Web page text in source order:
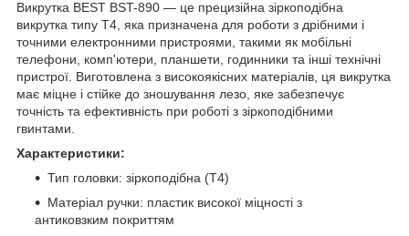
Викрутка BEST BST-890 — це прецизійна зіркоподібна
викрутка типу T4, яка призначена для роботи з дрібними і
точними електронними пристроями, такими як мобільні
телефони, комп'ютери, планшети, годинники та інші технічні
пристрої. Виготовлена з високоякісних матеріалів, ця викрутка
має міцне і стійке до зношування лезо, яке забезпечує
точність та ефективність при роботі з зіркоподібними
гвинтами.
Характеристики:
Тип головки: зіркоподібна (T4)
Матеріал ручки: пластик високої міцності з
антиковзким покриттям